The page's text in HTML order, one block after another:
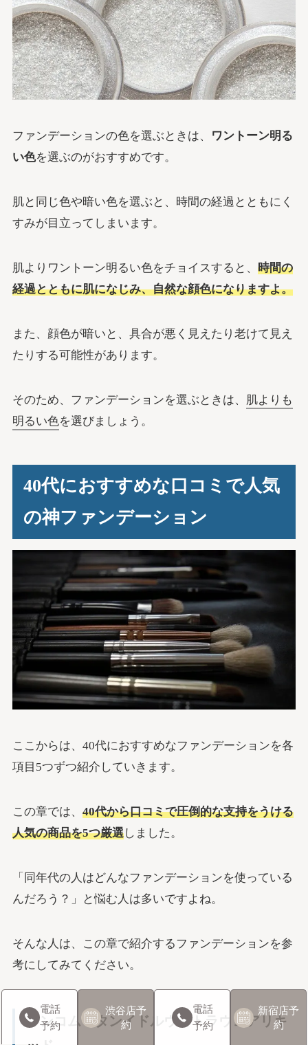
ファンデーションの色を選ぶときは、
ワントーン明る
い色を選ぶのがおすすめです。
肌と同じ色や暗い色を選ぶと、時間の経過とともにく
すみが目立ってしまいます。
肌よりワントーン明るい色をチョイスすると、 時間の
経過とともに肌になじみ、自然な顔色になりますよ。
また、顔色が暗いと、具合が悪く見えたり老けて見え
たりする可能性があります。
そのため、ファンデーションを選ぶときは、 肌よりも
明るい色を選びましょう。
40代におすすめな口コミで人気
の神ファンデーション
ここからは、40代におすすめなファンデーションを各
項目5つずつ紹介していきます。
この章では、 40代から口コミで圧倒的な支持をうける
人気の商品を5つ厳選しました。
「同年代の人はどんなファンデーションを使っている
んだろう？」と悩む人は多いですよね。
そんな人は、この章で紹介するファンデーションを参
考にしてみてください。
ランコム タンイドルウルトラウェアリキ
電話
予約
渋谷店予
約
電話
予約
新宿店予
約